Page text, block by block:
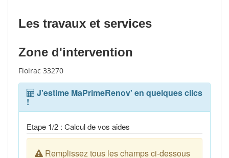
Les travaux et services
Zone d'intervention
Floirac 33270